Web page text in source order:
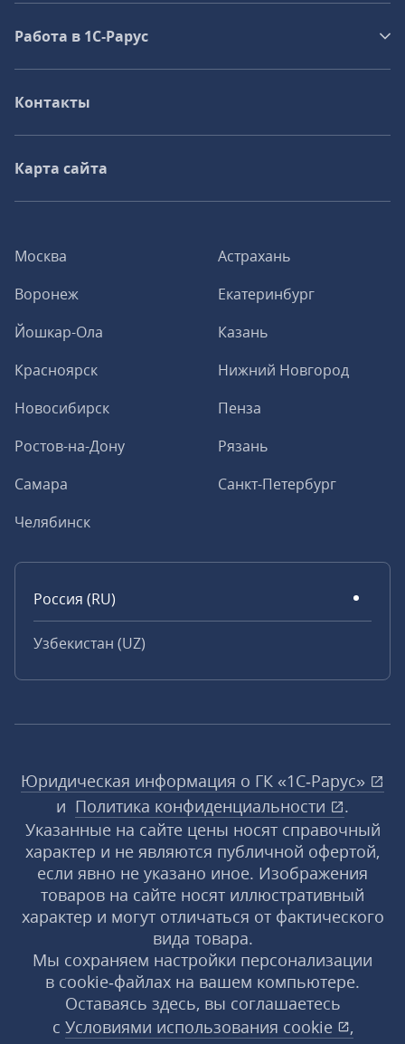
Москва
Астрахань
Воронеж
Екатеринбург
Йошкар-Ола
Казань
Красноярск
Нижний Новгород
Новосибирск
Пенза
Ростов-на-Дону
Рязань
Самара
Санкт-Петербург
Челябинск
Россия (RU)
Узбекистан (UZ)
Работа в 1С‑Рарус
Контакты
Карта сайта
Юридическая информация о ГК «1С‑Рарус»
и Политика конфиденциальности
.
Указанные на сайте цены носят справочный
характер и не являются публичной офертой,
если явно не указано иное. Изображения
товаров на сайте носят иллюстративный
характер и могут отличаться от фактического
вида товара.
Мы сохраняем настройки персонализации
в cookie‑файлах на вашем компьютере.
Оставаясь здесь, вы соглашаетесь
с Условиями использования cookie
,